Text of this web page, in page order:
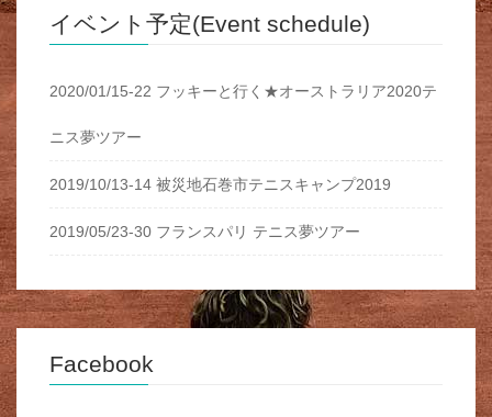
イベント予定(Event schedule)
2020/01/15-22 フッキーと行く★オーストラリア2020テ
ニス夢ツアー
2019/10/13-14 被災地石巻市テニスキャンプ2019
2019/05/23-30 フランスパリ テニス夢ツアー
Facebook